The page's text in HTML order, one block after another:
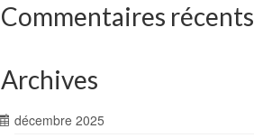
Commentaires récents
Archives
décembre 2025